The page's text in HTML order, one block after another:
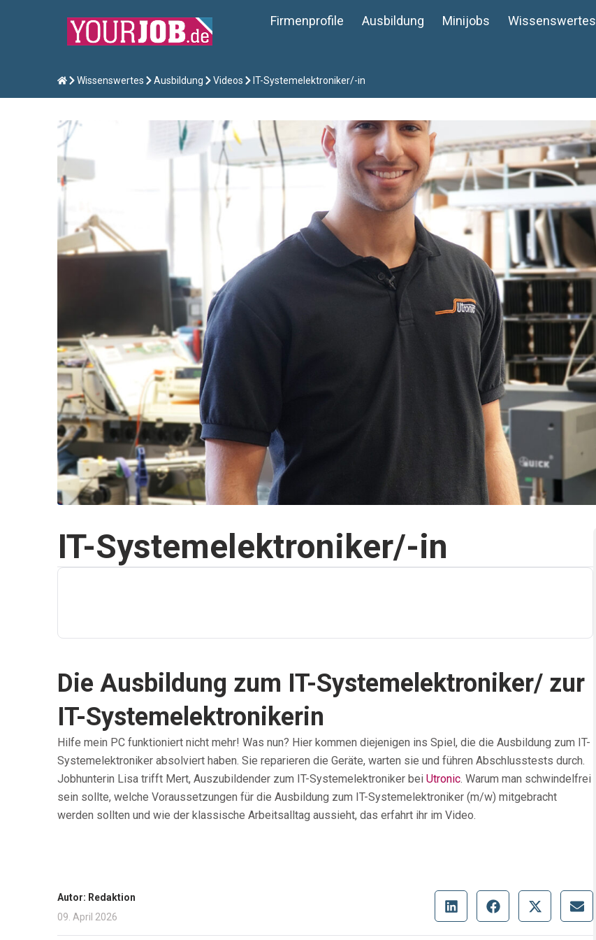
Firmenprofile Ausbildung Minijobs Wissenswertes
Wissenswertes Ausbildung Videos IT-Systemelektroniker/-in
IT-Systemelektroniker/-in
Die Ausbildung zum IT-Systemelektroniker/ zur
IT-Systemelektronikerin
Hilfe mein PC funktioniert nicht mehr! Was nun? Hier kommen diejenigen ins Spiel, die die Ausbildung zum IT-
Systemelektroniker absolviert haben. Sie reparieren die Geräte, warten sie und führen Abschlusstests durch.
Jobhunterin Lisa trifft Mert, Auszubildender zum IT-Systemelektroniker bei Utronic. Warum man schwindelfrei
sein sollte, welche Voraussetzungen für die Ausbildung zum IT-Systemelektroniker (m/w) mitgebracht
werden sollten und wie der klassische Arbeitsalltag aussieht, das erfahrt ihr im Video.
Autor: Redaktion
09. April 2026